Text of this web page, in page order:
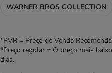
WARNER BROS COLLECTION
*PVR = Preço de Venda
*Preço regular = O preço mais
dias.